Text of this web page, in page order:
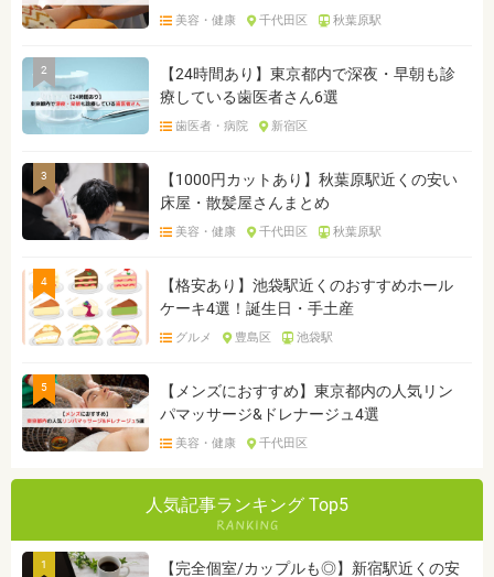
美容・健康 千代田区 秋葉原駅
2
【24時間あり】東京都内で深夜・早朝も診
療している歯医者さん6選
歯医者・病院 新宿区
3
【1000円カットあり】秋葉原駅近くの安い
床屋・散髪屋さんまとめ
美容・健康 千代田区 秋葉原駅
4
【格安あり】池袋駅近くのおすすめホール
ケーキ4選！誕生日・手土産
グルメ 豊島区 池袋駅
5
【メンズにおすすめ】東京都内の人気リン
パマッサージ&ドレナージュ4選
美容・健康 千代田区
人気記事ランキング Top5
1
【完全個室/カップルも◎】新宿駅近くの安